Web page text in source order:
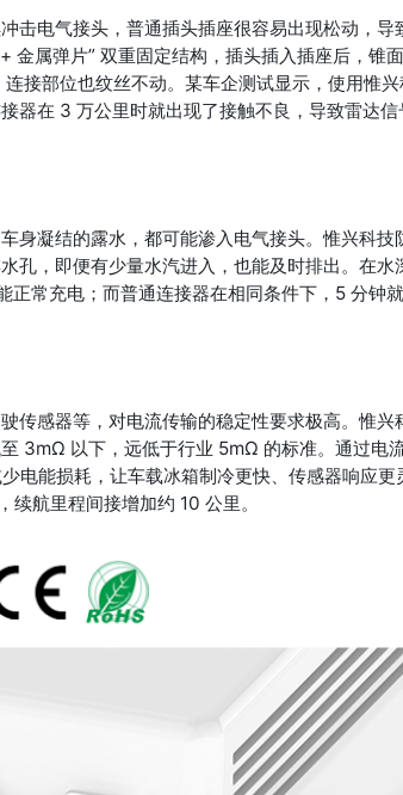
击电气接头，普通插头插座很容易出现松动，
金属弹片” 双重固定结构，插头插入插座后，锥
接部位也纹丝不动。某车企测试显示，使用惟
器在 3 万公里时就出现了接触不良，导致雷达信
身凝结的露水，都可能渗入电气接头。惟兴科
孔，即便有少量水汽进入，也能及时排出。在
常充电；而普通连接器在相同条件下，5 分钟
传感器等，对电流传输的稳定性要求极高。惟
3mΩ 以下，远低于行业 5mΩ 的标准。通过电
电能损耗，让车载冰箱制冷更快、传感器响应
航里程间接增加约 10 公里。